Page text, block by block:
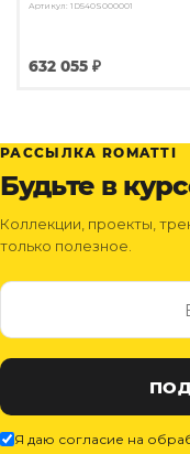
Артикул: 1D540S000001
632 055 ₽
РАССЫЛКА ROMATTI
Будьте в
Коллекции, проекты,
только полезное.
Я даю согласие на